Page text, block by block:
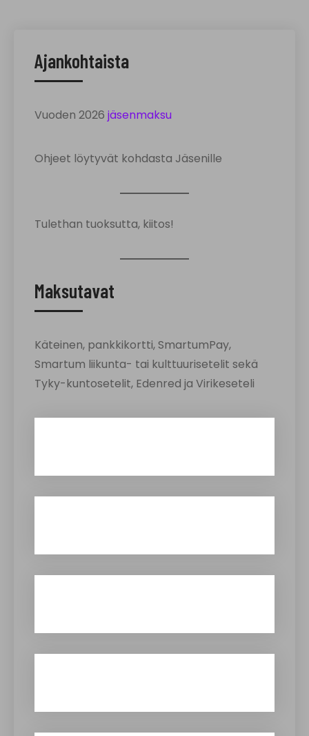
Ajankohtaista
Vuoden 2026 jäsenmaksu
Ohjeet löytyvät kohdasta Jäsenille
Tulethan tuoksutta, kiitos!
Maksutavat
Käteinen, pankkikortti, SmartumPay,
Smartum liikunta- tai kulttuurisetelit sekä
Tyky-kuntosetelit, Edenred ja Virikeseteli